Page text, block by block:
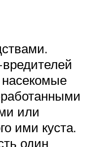
насекомые
или
ими куста.
один